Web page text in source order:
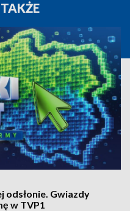
odsłonie. Gwiazdy
w TVP1